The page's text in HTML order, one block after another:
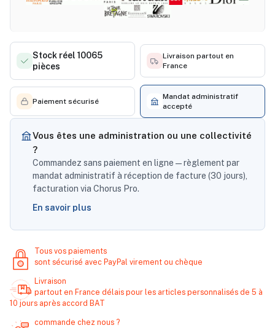
Stock réel 10065
pièces
Livraison partout en
France
Paiement sécurisé
Mandat administratif
accepté
Vous êtes une administration ou une collectivité
?
Commandez sans paiement en ligne — règlement par
mandat administratif à réception de facture (30 jours),
facturation via Chorus Pro.
En savoir plus
Tous vos paiements
sont sécurisé avec PayPal virement ou chèque
Livraison
partout en France délais pour les articles personnalisés de 5 à
10 jours après accord BAT
commande chez nous ?